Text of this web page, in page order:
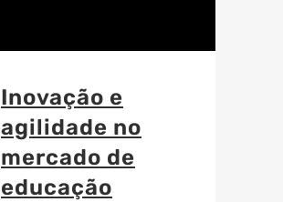
Inovação e
agilidade no
mercado de
educação